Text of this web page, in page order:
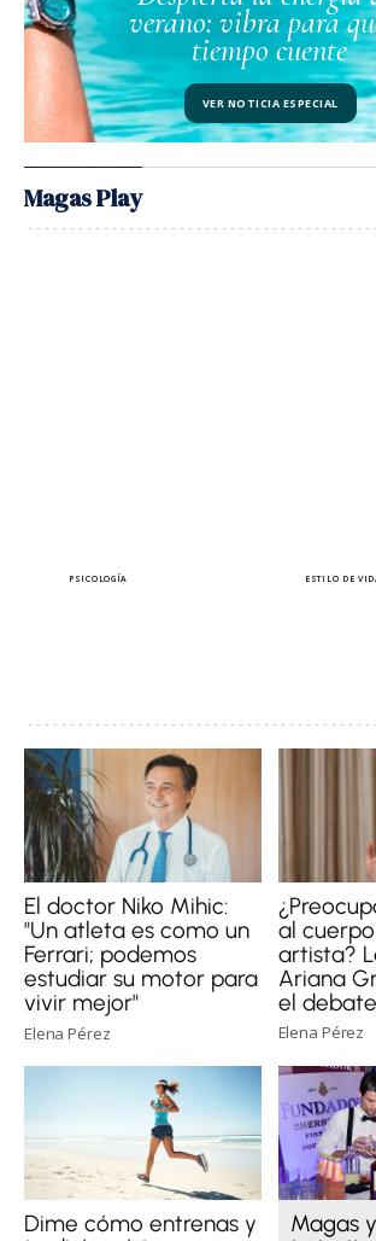
VER NOTICIA ESPECIAL
verano: vibra para
tiempo cuente
Magas Play
PSICOLOGÍA ESTILO DE
El doctor Niko Mihic:
"Un atleta es como un
Ferrari; podemos
estudiar su motor para
vivir mejor"
Elena Pérez
al
artista?
Ariana
el debate
Elena Pérez
Dime cómo entrenas y
Magas